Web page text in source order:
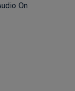
On